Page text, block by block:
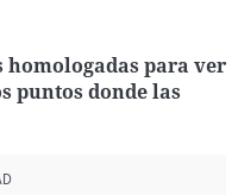
homologadas para ver
puntos donde las